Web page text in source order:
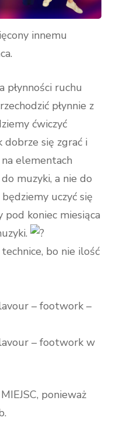
innemu
płynności ruchu
płynnie z
ćwiczyć
dobrze się zgrać i
elementach
muzyki, a nie do
uczyć się
koniec miesiąca
bo nie ilość
– footwork –
– footwork w
ponieważ